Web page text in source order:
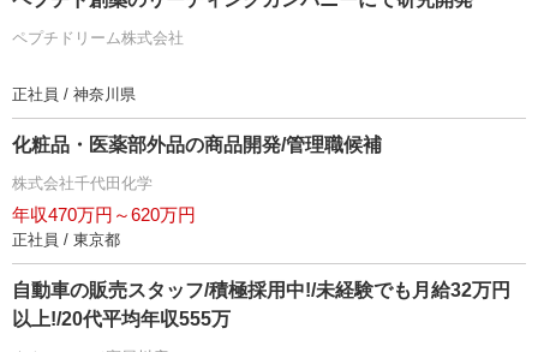
ペプチドリーム株式会社
正社員 / 神奈川県
化粧品・医薬部外品の商品開発/管理職候補
株式会社千代田化学
年収470万円～620万円
正社員 / 東京都
自動車の販売スタッフ/積極採用中!/未経験でも月給32万円
以上!/20代平均年収555万